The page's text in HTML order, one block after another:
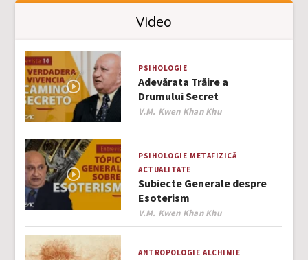
Video
PSIHOLOGIE
Adevărata Trăire a
Drumului Secret
Author
V.M. Kwen Khan Khu
PSIHOLOGIE METAFIZICĂ
ACTUALITATE
Subiecte Generale despre
Esoterism
Author
V.M. Kwen Khan Khu
ANTROPOLOGIE ALCHIMIE